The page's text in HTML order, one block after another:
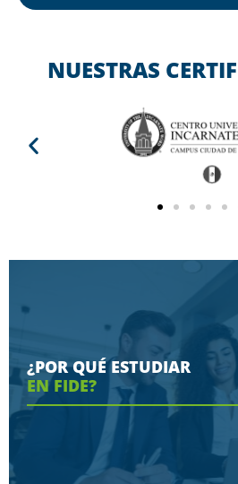
NUESTRAS
¿POR QUÉ ESTUDIAR
EN FIDE?